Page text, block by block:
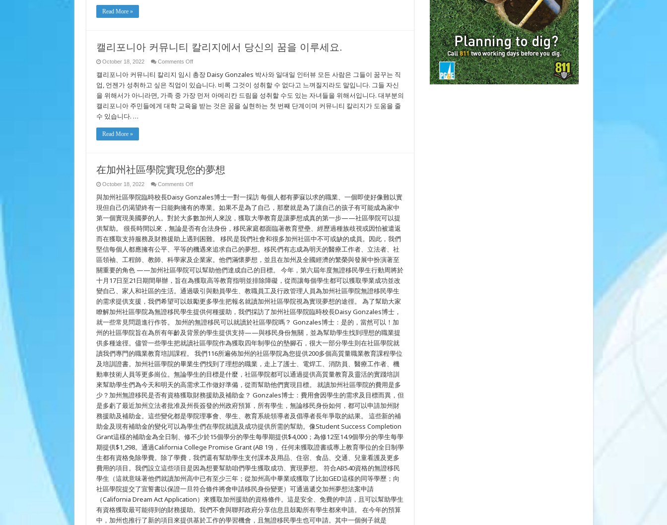
Read More »
캘리포니아 커뮤니티 칼리지에서 당신의 꿈을 이루세요.
October 18, 2022 Comments Offon
리
포
니
아
커
서
당
의
을
이
루
요.
캘리포니아 커뮤니티 칼리지 임시 총장 Daisy Gonzales 박사와 일대일 인터뷰 모든 사람은 그들이 꿈꾸는 직
업, 언젠가 성취하고 싶은 직업이 있습니다. 비록 그것이 성취할 수 없다고 느껴질지라도 말입니다. 그들 자신
을 위해서가 아니라면, 가족 중 가장 먼저 아메리칸 드림을 성취할 수도 있는 자녀들을 위해서입니다. 대부분의
캘리포니아 주민들에게 대학 교육을 받는 것은 꿈을 실현하는 첫 번째 단계이며 커뮤니티 칼리지가 도움을 줄
수 있습니다. …
Read More »
在加州社區學院實現您的夢想
October 18, 2022 Comments Offon
加
州
社
區
學
實
現
您
的
夢
想
與加州社區學院臨時校長Daisy Gonzales博士一對一採訪 每個人都有夢寐以求的職業、一個即使好像難以實
現但自己仍渴望終有一日能夠擁有的專業。如果不是為了自己，那麼就是為了讓自己的孩子有可能成為家中
第一個實現美國夢的人。對於大多數加州人來說，獲取大學教育是讓夢想成真的第一步——社區學院可以提
供幫助。 很長時間以來，無論是否有合法身份，移民家庭都面臨著教育壁壘、經歷過種族歧視或因怕被遣返
而在獲取支持服務及財務援助上遇到困難。 移民是我們社會和很多加州社區中不可或缺的成員。因此，我們
堅信每個人都應擁有公平、平等的機遇來追求自己的夢想。移民們有志成為明天的醫療工作者、立法者、社
區領袖、工程師、教師、科學家及企業家。他們滿懷夢想，並且在加州及全國經濟的繁榮與發展中扮演著至
關重要的角色 ——加州社區學院可以幫助他們達成自己的目標。 今年，第六屆年度無證移民學生行動周將於
十月17日至21日期間舉辦，旨在為獲取高等教育指明並排除障礙，從而讓每個學生都可以獲取學業成功並改
變自己、家人和社區的生活。通過吸引與動員學生、教職員工及行政管理人員為加州社區學院無證移民學生
的需求提供支援，我們希望可以鼓勵更多學生把報名就讀加州社區學院視為實現夢想的途徑。 為了幫助大家
瞭解加州社區學院為無證移民學生提供何種援助，我們採訪了加州社區學院臨時校長Daisy Gonzales博士，
就一些常見問題進行作答。 加州的無證移民可以就讀於社區學院嗎？ Gonzales博士：是的，當然可以！加
州的社區學院旨在為所有年齡及背景的學生提供支持——與移民身份無關，並為幫助學生找到理想的職業提
供多種途徑。儘管一些學生把就讀社區學院作為獲取四年制學位的墊腳石，很大一部分學生則在社區學院就
讀我們專門的職業教育培訓課程。 我們116所遍佈加州的社區學院為您提供200多個高質量職業教育課程學位
及培訓證書。加州社區學院的畢業生們找到了理想的職業，走上了護士、電焊工、消防員、醫療工作者、機
動車技術人員等更多崗位。無論學生的目標是什麼，社區學院都可以通過提供高質量教育及靈活的實踐培訓
來幫助學生們為今天和明天的高需求工作做好準備，從而幫助他們實現目標。 就讀加州社區學院的費用是多
少？加州無證移民是否有資格獲取財務援助及補助金？ Gonzales博士：費用會因學生的需求及目標而異，但
是多虧了最近加州立法者批准及州長簽發的州政府預算，所有學生，無論移民身份如何，都可以申請加州財
務援助及補助金。這些變化都是學院理事會、學生、教育系統領導者及倡導者長年爭取的結果。 這些新的補
助金及現有補助金的變化可以為學生們在學院就讀及成功提供所需的幫助。像Student Success Completion
Grant這樣的補助金為全日制、修不少於15個學分的學生每學期提供$4,000；為修12至14.9個學分的學生每學
期提供$1,298。通過California College Promise Grant (AB 19)， 任何未獲取證書或專上教育學位的全日制學
生都有資格免除學費。除了學費，我們還有幫助學生支付課本及用品、住宿、食品、交通、兒童看護及更多
費用的項目。我們設立這些項目是因為想要幫助咱們學生獲取成功、實現夢想。 符合AB540資格的無證移民
學生（這就意味著他們就讀加州高中已有至少三年；從加州高中畢業或獲取了比如GED這樣的同等學歷；向
社區學院提交了宣誓書以保證一旦符合條件將會申請移民身份變更）可通過遞交加州夢想法案申請
（California Dream Act Application）來獲取加州援助的資格條件。這是安全、免費的申請，且可以幫助學生
有資格獲取最可能得到的財務援助。我們不會與聯邦政府分享信息且鼓勵所有學生都來申請。 在今年的預算
中，加州也推行了新的項目來提供基於工作的學習機會，且無證移民學生也可申請。其中一個例子就是